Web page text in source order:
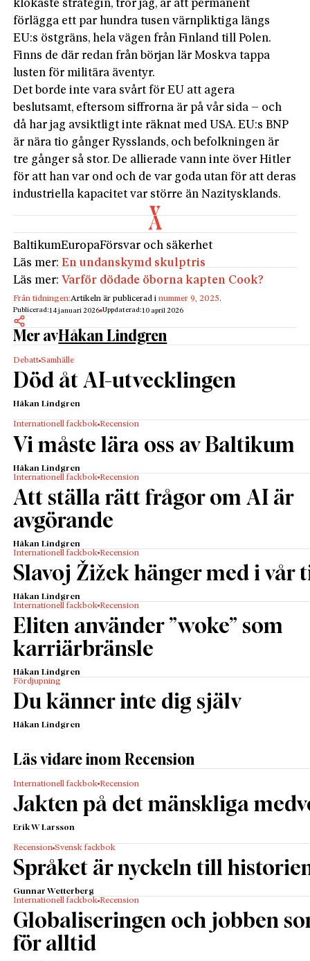
klokaste strategin, tror jag, är att permanent
förlägga ett par hundra tusen värnpliktiga längs
EU:s östgräns, hela vägen från Finland till Polen.
Finns de där redan från början lär Moskva tappa
lusten för militära äventyr.
Det borde inte vara svårt för EU att agera
beslutsamt, eftersom siffrorna är på vår sida – och
då har jag avsiktligt inte räknat med USA. EU:s BNP
är nära tio gånger Rysslands, och befolkningen är
tre gånger så stor. De allierade vann inte över Hitler
för att han var ond och de var goda utan för att deras
industriella kapacitet var större än Nazitysklands.
BaltikumEuropaFörsvar och säkerhet
Läs mer:En undanskymd skulptris
Läs mer: Varför dödade öborna kapten Cook?
Från tidningen:Artikeln är publicerad inummer 9, 2025.
Publicerad:14 januari 2026 Uppdaterad:10 april 2026
Mer avHåkan Lindgren
Debatt Samhälle
Död åt AI-utvecklingen
Håkan Lindgren
Internationell fackbok Recension
Vi måste lära oss av Baltikum
Håkan Lindgren
Internationell fackbok Recension
Att ställa rätt frågor om AI är
avgörande
Håkan Lindgren
Internationell fackbok Recension
Slavoj Žižek hänger med i vår
Håkan Lindgren
Internationell fackbok Recension
Eliten använder ”woke” som
karriärbränsle
Håkan Lindgren
Fördjupning
Du känner inte dig själv
Håkan Lindgren
Läs vidare inom Recension
Internationell fackbok Recension
Jakten på det mänskliga
Erik W Larsson
Recension Svensk fackbok
Språket är nyckeln till
Gunnar Wetterberg
Internationell fackbok Recension
Globaliseringen och jobben
för alltid